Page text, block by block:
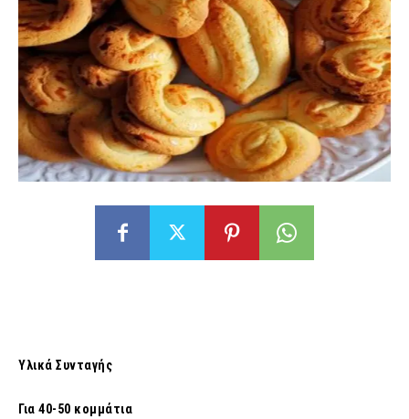
Υλικά Συνταγής
Για 40-50 κομμάτια